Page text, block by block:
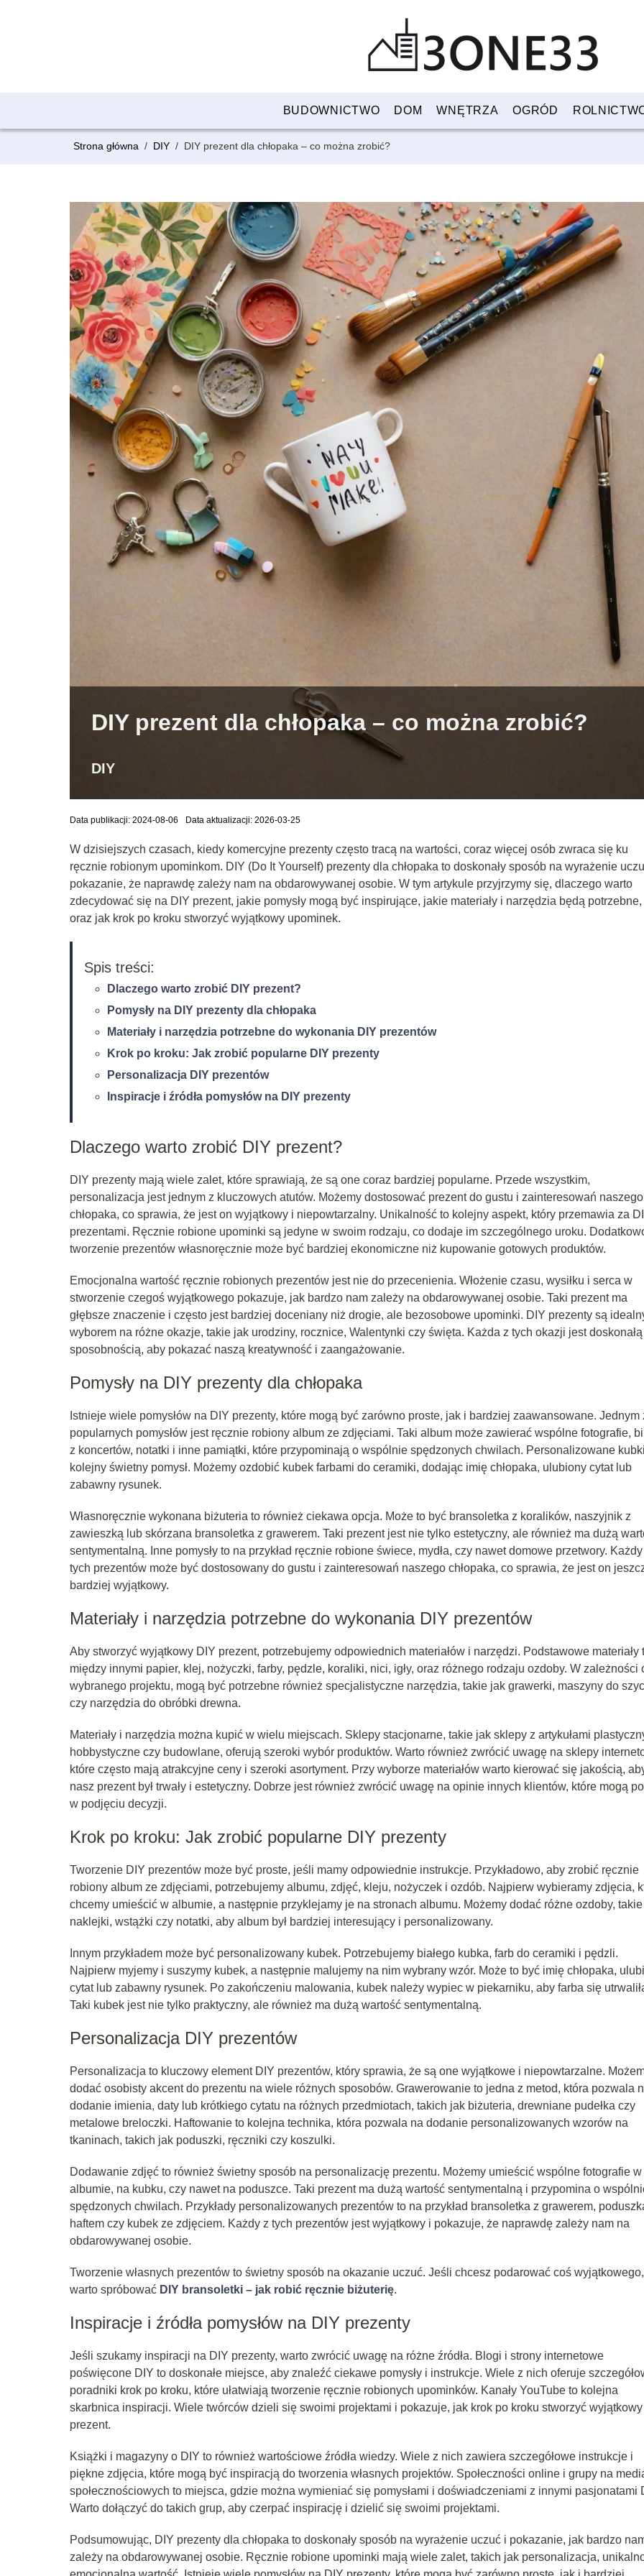
BUDOWNICTWO DOM WNĘTRZA OGRÓD
Strona główna / DIY / DIY prezent dla chłopaka – co można zrobić?
DIY prezent dla chłopaka – co można zrobić?
DIY
Data publikacji: 2024-08-06 Data aktualizacji: 2026-03-25
W dzisiejszych czasach, kiedy komercyjne prezenty często tracą na wartości, coraz więcej osób zwraca się ku
ręcznie robionym upominkom. DIY (Do It Yourself) prezenty dla chłopaka to doskonały sposób na wyrażenie
pokazanie, że naprawdę zależy nam na obdarowywanej osobie. W tym artykule przyjrzymy się, dlaczego warto
zdecydować się na DIY prezent, jakie pomysły mogą być inspirujące, jakie materiały i narzędzia będą potrzebne,
oraz jak krok po kroku stworzyć wyjątkowy upominek.
Spis treści:
Dlaczego warto zrobić DIY prezent?
Pomysły na DIY prezenty dla chłopaka
Materiały i narzędzia potrzebne do wykonania DIY prezentów
Krok po kroku: Jak zrobić popularne DIY prezenty
Personalizacja DIY prezentów
Inspiracje i źródła pomysłów na DIY prezenty
Dlaczego warto zrobić DIY prezent?
DIY prezenty mają wiele zalet, które sprawiają, że są one coraz bardziej popularne. Przede wszystkim,
personalizacja jest jednym z kluczowych atutów. Możemy dostosować prezent do gustu i zainteresowań naszego
chłopaka, co sprawia, że jest on wyjątkowy i niepowtarzalny. Unikalność to kolejny aspekt, który przemawia za
prezentami. Ręcznie robione upominki są jedyne w swoim rodzaju, co dodaje im szczególnego uroku.
tworzenie prezentów własnoręcznie może być bardziej ekonomiczne niż kupowanie gotowych produktów.
Emocjonalna wartość ręcznie robionych prezentów jest nie do przecenienia. Włożenie czasu, wysiłku i serca w
stworzenie czegoś wyjątkowego pokazuje, jak bardzo nam zależy na obdarowywanej osobie. Taki prezent ma
głębsze znaczenie i często jest bardziej doceniany niż drogie, ale bezosobowe upominki. DIY prezenty są
wyborem na różne okazje, takie jak urodziny, rocznice, Walentynki czy święta. Każda z tych okazji jest doskonałą
sposobnością, aby pokazać naszą kreatywność i zaangażowanie.
Pomysły na DIY prezenty dla chłopaka
Istnieje wiele pomysłów na DIY prezenty, które mogą być zarówno proste, jak i bardziej zaawansowane. Jednym
popularnych pomysłów jest ręcznie robiony album ze zdjęciami. Taki album może zawierać wspólne fotografie,
z koncertów, notatki i inne pamiątki, które przypominają o wspólnie spędzonych chwilach. Personalizowane
kolejny świetny pomysł. Możemy ozdobić kubek farbami do ceramiki, dodając imię chłopaka, ulubiony cytat lub
zabawny rysunek.
Własnoręcznie wykonana biżuteria to również ciekawa opcja. Może to być bransoletka z koralików, naszyjnik z
zawieszką lub skórzana bransoletka z grawerem. Taki prezent jest nie tylko estetyczny, ale również ma dużą
sentymentalną. Inne pomysły to na przykład ręcznie robione świece, mydła, czy nawet domowe przetwory.
tych prezentów może być dostosowany do gustu i zainteresowań naszego chłopaka, co sprawia, że jest on
bardziej wyjątkowy.
Materiały i narzędzia potrzebne do wykonania DIY prezentów
Aby stworzyć wyjątkowy DIY prezent, potrzebujemy odpowiednich materiałów i narzędzi. Podstawowe materiały
między innymi papier, klej, nożyczki, farby, pędzle, koraliki, nici, igły, oraz różnego rodzaju ozdoby. W zależności
wybranego projektu, mogą być potrzebne również specjalistyczne narzędzia, takie jak grawerki, maszyny do
czy narzędzia do obróbki drewna.
Materiały i narzędzia można kupić w wielu miejscach. Sklepy stacjonarne, takie jak sklepy z artykułami
hobbystyczne czy budowlane, oferują szeroki wybór produktów. Warto również zwrócić uwagę na sklepy
które często mają atrakcyjne ceny i szeroki asortyment. Przy wyborze materiałów warto kierować się jakością,
nasz prezent był trwały i estetyczny. Dobrze jest również zwrócić uwagę na opinie innych klientów, które mogą
w podjęciu decyzji.
Krok po kroku: Jak zrobić popularne DIY prezenty
Tworzenie DIY prezentów może być proste, jeśli mamy odpowiednie instrukcje. Przykładowo, aby zrobić ręcznie
robiony album ze zdjęciami, potrzebujemy albumu, zdjęć, kleju, nożyczek i ozdób. Najpierw wybieramy zdjęcia,
chcemy umieścić w albumie, a następnie przyklejamy je na stronach albumu. Możemy dodać różne ozdoby,
naklejki, wstążki czy notatki, aby album był bardziej interesujący i personalizowany.
Innym przykładem może być personalizowany kubek. Potrzebujemy białego kubka, farb do ceramiki i pędzli.
Najpierw myjemy i suszymy kubek, a następnie malujemy na nim wybrany wzór. Może to być imię chłopaka,
cytat lub zabawny rysunek. Po zakończeniu malowania, kubek należy wypiec w piekarniku, aby farba się
Taki kubek jest nie tylko praktyczny, ale również ma dużą wartość sentymentalną.
Personalizacja DIY prezentów
Personalizacja to kluczowy element DIY prezentów, który sprawia, że są one wyjątkowe i niepowtarzalne.
dodać osobisty akcent do prezentu na wiele różnych sposobów. Grawerowanie to jedna z metod, która pozwala
dodanie imienia, daty lub krótkiego cytatu na różnych przedmiotach, takich jak biżuteria, drewniane pudełka czy
metalowe breloczki. Haftowanie to kolejna technika, która pozwala na dodanie personalizowanych wzorów na
tkaninach, takich jak poduszki, ręczniki czy koszulki.
Dodawanie zdjęć to również świetny sposób na personalizację prezentu. Możemy umieścić wspólne fotografie w
albumie, na kubku, czy nawet na poduszce. Taki prezent ma dużą wartość sentymentalną i przypomina o
spędzonych chwilach. Przykłady personalizowanych prezentów to na przykład bransoletka z grawerem,
haftem czy kubek ze zdjęciem. Każdy z tych prezentów jest wyjątkowy i pokazuje, że naprawdę zależy nam na
obdarowywanej osobie.
Tworzenie własnych prezentów to świetny sposób na okazanie uczuć. Jeśli chcesz podarować coś wyjątkowego,
warto spróbować DIY bransoletki – jak robić ręcznie biżuterię.
Inspiracje i źródła pomysłów na DIY prezenty
Jeśli szukamy inspiracji na DIY prezenty, warto zwrócić uwagę na różne źródła. Blogi i strony internetowe
poświęcone DIY to doskonałe miejsce, aby znaleźć ciekawe pomysły i instrukcje. Wiele z nich oferuje
poradniki krok po kroku, które ułatwiają tworzenie ręcznie robionych upominków. Kanały YouTube to kolejna
skarbnica inspiracji. Wiele twórców dzieli się swoimi projektami i pokazuje, jak krok po kroku stworzyć wyjątkowy
prezent.
Książki i magazyny o DIY to również wartościowe źródła wiedzy. Wiele z nich zawiera szczegółowe instrukcje i
piękne zdjęcia, które mogą być inspiracją do tworzenia własnych projektów. Społeczności online i grupy na
społecznościowych to miejsca, gdzie można wymieniać się pomysłami i doświadczeniami z innymi pasjonatami
Warto dołączyć do takich grup, aby czerpać inspirację i dzielić się swoimi projektami.
Podsumowując, DIY prezenty dla chłopaka to doskonały sposób na wyrażenie uczuć i pokazanie, jak bardzo
zależy na obdarowywanej osobie. Ręcznie robione upominki mają wiele zalet, takich jak personalizacja,